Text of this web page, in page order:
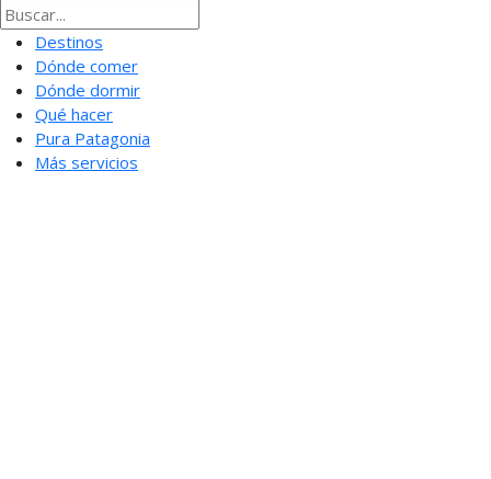
Destinos
Dónde comer
Dónde dormir
Qué hacer
Pura Patagonia
Más servicios